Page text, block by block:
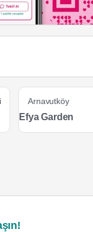
Arnavutköy
Efya Garden